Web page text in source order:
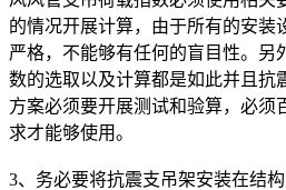
的情况开展计算，由于所有的安装
严格，不能够有任何的盲目性。另
数的选取以及计算都是如此并且抗
方案必须要开展测试和验算，必须
求才能够使用。
3、务必要将抗震支吊架安装在结